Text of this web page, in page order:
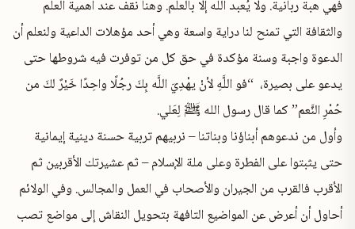
فهي هبة ربانية. ولا يُعبد الله إلا بالعلم. وهنا نقف عند أهمية العلم
والثقافة التي تمنح لنا دراية واسعة وهي أحد مؤهلات الداعية ولنعلم أن
الدعوة واجبة وسنة مؤكدة في حق كل من توفرت فيه شروطها حتى
يدعو على بصيرة، “فو اللَّهِ لأنْ يهْدِيَ اللَّه بِكَ رجُلًا واحِدًا خَيْرٌ لكَ من
حُمْرِ النَّعم” كما قال رسول الله ﷺ لِعَلي.
وأول من ندعوهم أبناؤنا وبناتنا – نربيهم تربية حسنة دينية إيمانية
حتى يثبتوا على الفطرة وعلى ملة الإسلام – ثم عشيرتك الأقربين ثم
الأقرب فالقرب من الجيران والأصحاب في العمل والمجالس. وفي الولائم
أحاول أن أعرض عن المواضيع التافهة بتحويل النقاش إلى مواضع تصب